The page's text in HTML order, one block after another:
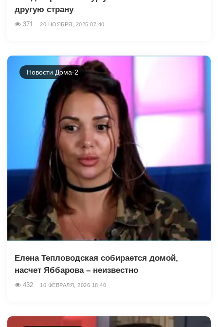
другую страну
371 20 НОЯБРЯ, 2025 07:40
Новости Дома-2
Елена Тепловодская собирается домой,
насчет Яббарова – неизвестно
432 10 ФЕВРАЛЯ, 2026 18:40